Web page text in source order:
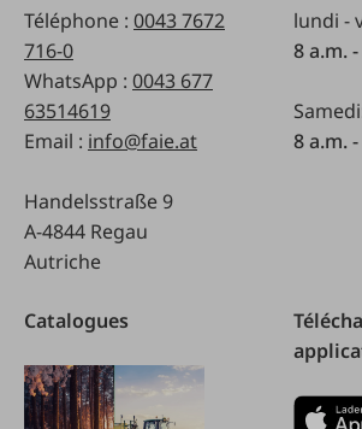
Téléphone : 0043 7672
716-0
WhatsApp : 0043 677
63514619
Email : info@faie.at
Handelsstraße 9
A-4844 Regau
Autriche
lundi -
8 a.m.
8 a.m.
Catalogues